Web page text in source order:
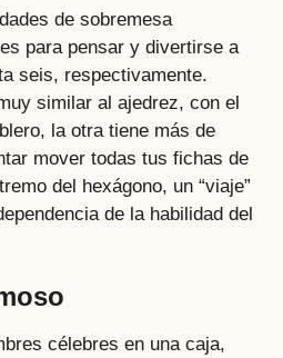
de sobremesa
para pensar y divertirse a
seis, respectivamente.
similar al ajedrez, con el
la otra tiene más de
mover todas tus fichas de
del hexágono, un “viaje”
de la habilidad del
célebres en una caja,